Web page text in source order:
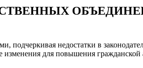
недостатки в
для повышения гражданской